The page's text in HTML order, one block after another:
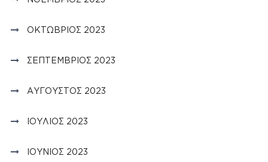
ΟΚΤΏΒΡΙΟΣ 2023
ΣΕΠΤΈΜΒΡΙΟΣ 2023
ΑΎΓΟΥΣΤΟΣ 2023
ΙΟΎΛΙΟΣ 2023
ΙΟΎΝΙΟΣ 2023